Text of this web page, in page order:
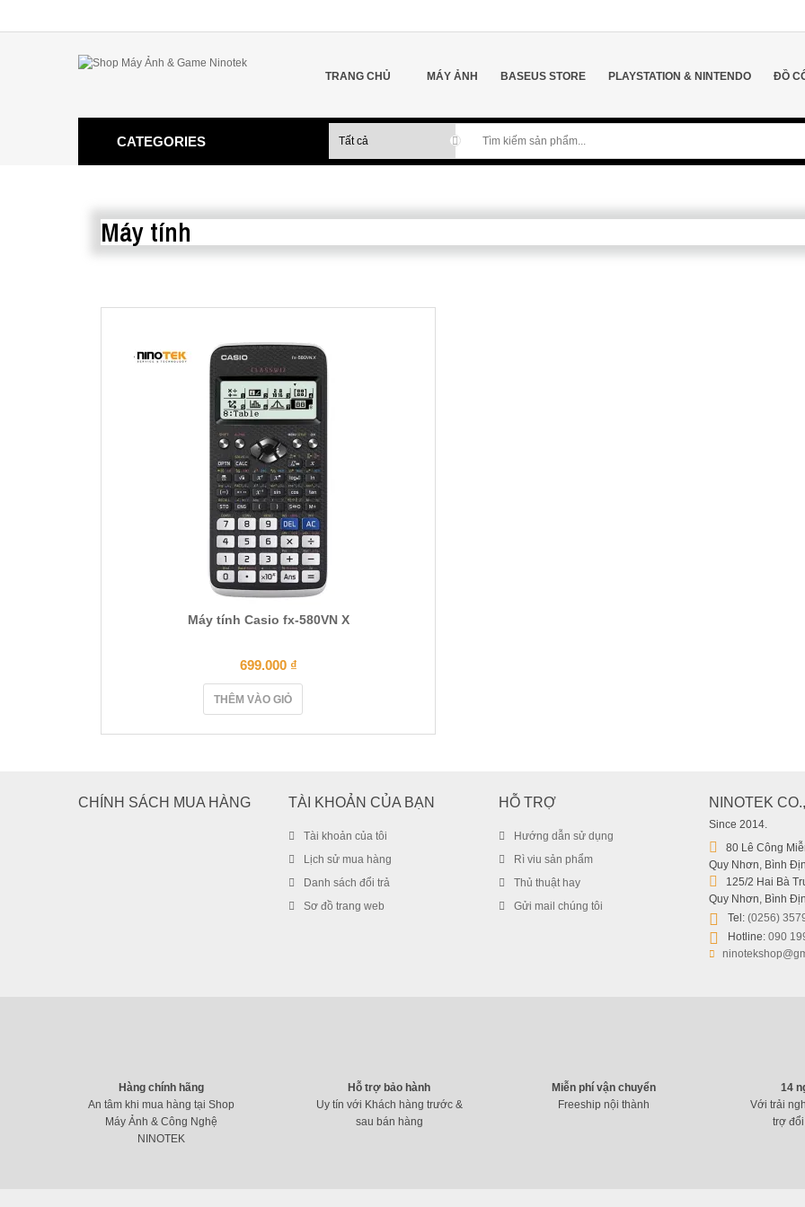
TRANG CHỦ MÁY ẢNH BASEUS STORE PLAYSTATION & NINTENDO ĐỒ
CATEGORIES
Máy tính
Máy tính Casio fx-580VN X
699.000 ₫
THÊM VÀO GIỎ
CHÍNH SÁCH MUA HÀNG TÀI KHOẢN CỦA BẠN
Tài khoản của tôi
Lịch sử mua hàng
Danh sách đổi trả
Sơ đồ trang web
HỖ TRỢ
Hướng dẫn sử dụng
Rì viu sản phẩm
Thủ thuật hay
Gửi mail chúng tôi
NINOTEK
Since 2014.
80 Lê Công
Quy Nhơn, Bình
125/2 Hai Bà
Quy Nhơn, Bình
Tel: (0256)
Hotline: 090
Hàng chính hãng
An tâm khi mua hàng tại Shop
Máy Ảnh & Công Nghệ
NINOTEK
Hỗ trợ bảo hành
Uy tín với Khách hàng trước &
sau bán hàng
Miễn phí vận chuyển
Freeship nội thành
14
Với trải
trợ